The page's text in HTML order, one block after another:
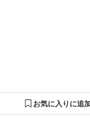
お気に入りに追